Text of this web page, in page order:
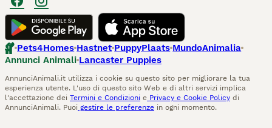
Pets4Homes Hastnet PuppyPlaats MundoAnimalia
Annunci Animali Lancaster Puppies
AnnunciAnimali.it utilizza i cookie su questo sito per migliorare la tua
esperienza utente. L'uso di questo sito Web e di altri servizi implica
l'accettazione dei Termini e Condizioni e Privacy e Cookie Policy di
AnnunciAnimali. Puoi gestire le preferenze in ogni momento.